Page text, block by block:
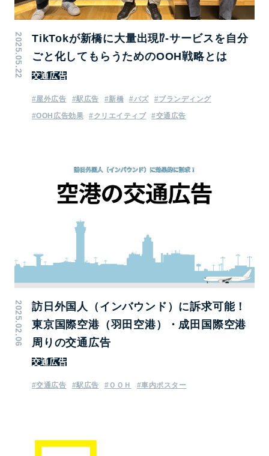
2025.05.22
TikTokが新橋に大量出現⁉‐サービスを自分
ごと化してもらうためのOOH戦略とは
交通広告
#屋外広告 #駅広告 #新橋 #バズ
#ブランディング
#OOH広告効果
#クリエイティブ #交通広告
2025.02.06
訪日外国人（インバウンド）に訴求可能！
東京国際空港（羽田空港）・成田国際空港
周りの交通広告
交通広告
#交通広告 #駅広告 #ＯＯＨ #車内ポスター